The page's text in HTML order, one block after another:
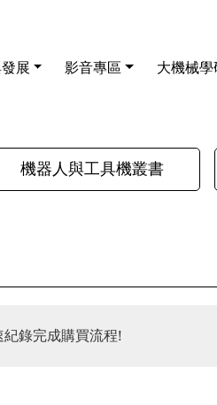
展 影音專區 大機械學
機器人與工具機叢書
錄完成購買流程!